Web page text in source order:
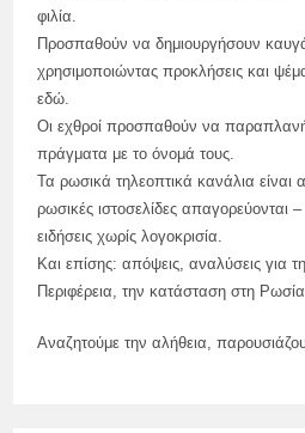
φιλία.
Προσπαθούν να δημιουργήσουν
χρησιμοποιώντας προκλήσεις και
εδώ.
Οι εχθροί προσπαθούν να
πράγματα με το όνομά τους.
Τα ρωσικά τηλεοπτικά κανάλια είναι
ρωσικές ιστοσελίδες απαγορεύονται
ειδήσεις χωρίς λογοκρισία.
Και επίσης: απόψεις, αναλύσεις για
Περιφέρεια, την κατάσταση στη
Αναζητούμε την αλήθεια,